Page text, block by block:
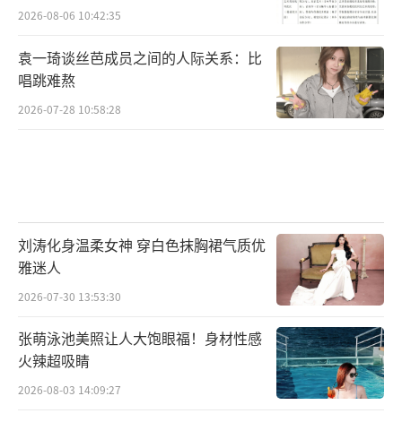
2026-08-06 10:42:35
袁一琦谈丝芭成员之间的人际关系：比
唱跳难熬
2026-07-28 10:58:28
刘涛化身温柔女神 穿白色抹胸裙气质优
雅迷人
2026-07-30 13:53:30
张萌泳池美照让人大饱眼福！身材性感
火辣超吸睛
2026-08-03 14:09:27